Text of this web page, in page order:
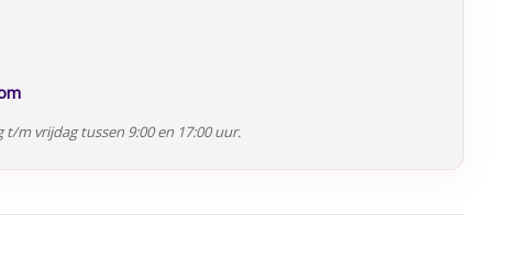
m vrijdag tussen 9:00 en 17:00 uur.